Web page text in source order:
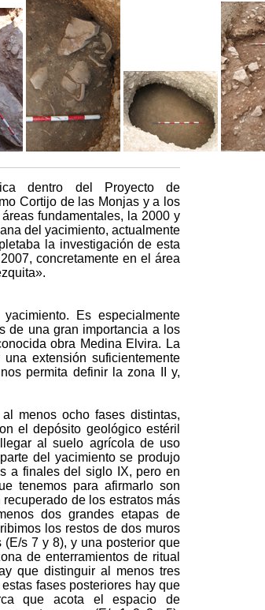
dentro del Proyecto de
Cortijo de las Monjas y a los
fundamentales, la 2000 y
del yacimiento, actualmente
la investigación de esta
concretamente en el área
Es especialmente
de una gran importancia a los
obra Medina Elvira. La
extensión suficientemente
permita definir la zona II y,
menos ocho fases distintas,
el depósito geológico estéril
al suelo agrícola de uso
del yacimiento se produjo
a finales del siglo IX, pero en
tenemos para afirmarlo son
de los estratos más
dos grandes etapas de
los restos de dos muros
s 7 y 8), y una posterior que
de enterramientos de ritual
que distinguir al menos tres
fases posteriores hay que
que acota el espacio de